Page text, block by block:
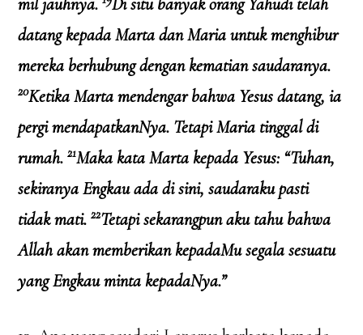
datang kepada Marta dan Maria untuk menghibur
mereka berhubung dengan kematian saudaranya.
20Ketika Marta mendengar bahwa Yesus datang, ia
pergi mendapatkanNya. Tetapi Maria tinggal di
rumah.21Maka kata Marta kepada Yesus: “Tuhan,
sekiranya Engkau ada di sini, saudaraku pasti
tidak mati.22Tetapi sekarangpun aku tahu bahwa
Allah akan memberikan kepadaMu segala sesuatu
yang Engkau minta kepadaNya.”